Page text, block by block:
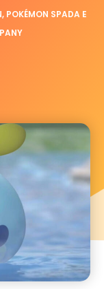
, POKÉMON SPADA E